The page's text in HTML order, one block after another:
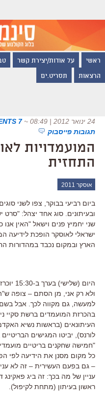
ראשי על אודות/יצירת קשר
הרצאות תסריט.ים
24 ינואר 2012 | 08:49 ~
7 COMMENTS
תגובות פייסבוק
התחזית
אוסקר 2011
ביום רביעי בבוקר, צפו לשני
ובעיתונים. סוג אחד יצהל: "סרט
שני יחמיץ פנים וישאל "האין
ישראלי לאוסקר הופכת לידיעה
הארץ ובמקום נכבד במהדורות
היום
ולא רק אני, מן הסתם – צופה
למעשה, גם מקווה לכך. אבל בשם
בהכרזת המועמדים ברשת סקיי
העיתונאים (בראשות נשיא
לורנס), יביטו המגישים
"חמישה שחקנים בריטיים
כל מקום מסנן את הידיעה לפי
– גם בפעם העשירית – זה לא
עניין של מה בכך: זה ביג פאקינג
ראשון בעיתון (מתחת לקיפול).